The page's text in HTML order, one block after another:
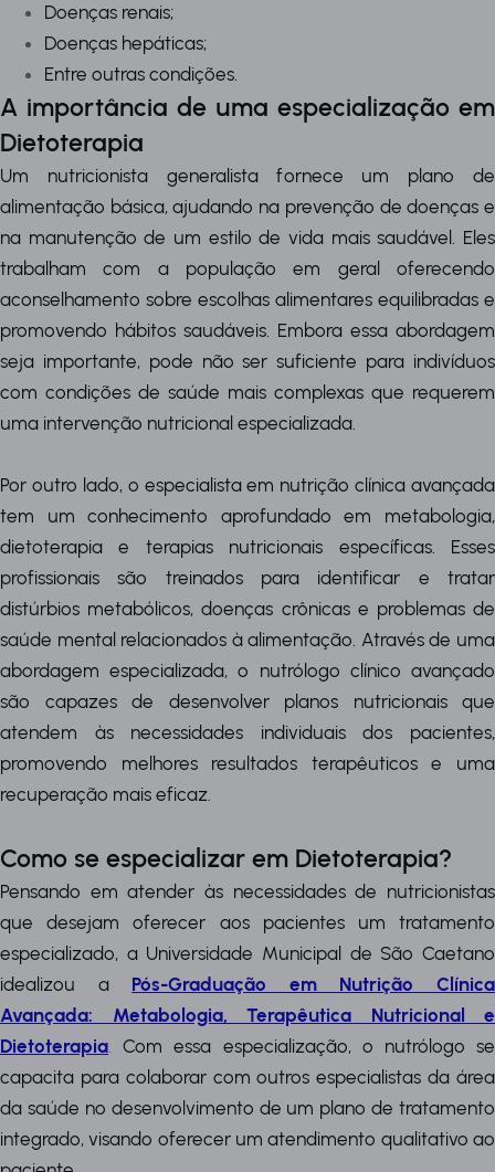
Doenças renais;
Doenças hepáticas;
Entre outras condições.
A importância de uma especialização em
Dietoterapia
Um nutricionista generalista fornece um plano de
alimentação básica, ajudando na prevenção de doenças e
na manutenção de um estilo de vida mais saudável. Eles
trabalham com a população em geral oferecendo
aconselhamento sobre escolhas alimentares equilibradas e
promovendo hábitos saudáveis. Embora essa abordagem
seja importante, pode não ser suficiente para indivíduos
com condições de saúde mais complexas que requerem
uma intervenção nutricional especializada.
Por outro lado, o especialista em nutrição clínica avançada
tem um conhecimento aprofundado em metabologia,
dietoterapia e terapias nutricionais específicas. Esses
profissionais são treinados para identificar e tratar
distúrbios metabólicos, doenças crônicas e problemas de
saúde mental relacionados à alimentação. Através de uma
abordagem especializada, o nutrólogo clínico avançado
são capazes de desenvolver planos nutricionais que
atendem às necessidades individuais dos pacientes,
promovendo melhores resultados terapêuticos e uma
recuperação mais eficaz.
Como se especializar em Dietoterapia?
Pensando em atender às necessidades de nutricionistas
que desejam oferecer aos pacientes um tratamento
especializado, a Universidade Municipal de São Caetano
idealizou a
Pós-Graduação em Nutrição Clínica
Avançada: Metabologia, Terapêutica Nutricional e
Dietoterapia.Com essa especialização, o nutrólogo se
capacita para colaborar com outros especialistas da área
da saúde no desenvolvimento de um plano de tratamento
integrado, visando oferecer um atendimento qualitativo ao